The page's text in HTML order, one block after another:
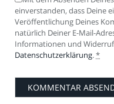
einverstanden, dass Deine
Veröffentlichung Deines
natürlich Deiner E-Mail-
Informationen und
Datenschutzerklärung.*